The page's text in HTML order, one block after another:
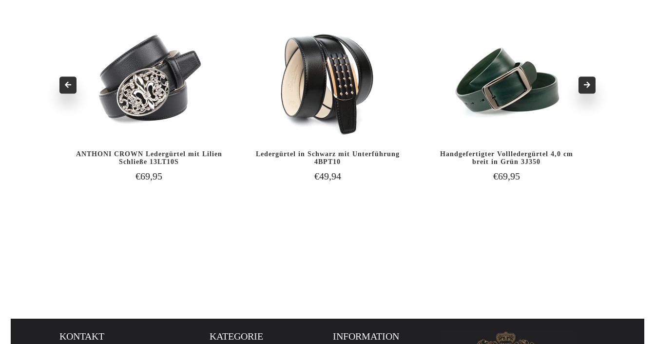
SCHNELLANSICHT
IN DEN WARENKORB
ANTHONI CROWN Ledergürtel mit Lilien
Schließe 13LT10S
€69,95
IN DEN WARENKORB
Ledergürtel in Schwarz mit Unterführung
4BPT10
€49,94
SCHNELLANSICHT
IN DEN WARENKORB
LEGEN
Handgefertigter Vollledergürtel 4,0 cm
breit in Grün 3J350
€69,95
KONTAKT KATEGORIE INFORMATION